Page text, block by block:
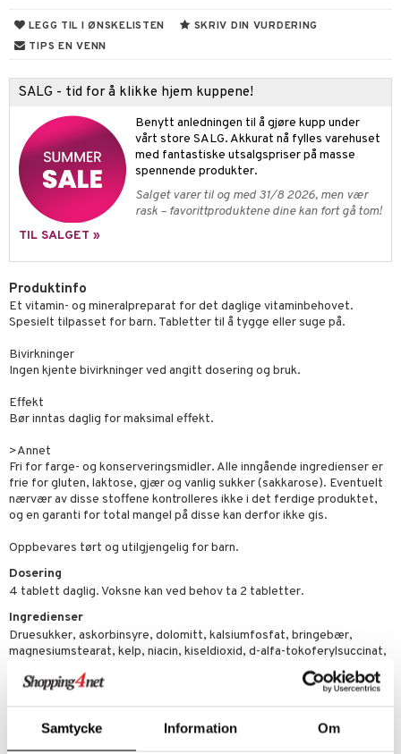
Samtycke Information Om
LEGG TIL I ØNSKELISTEN
SKRIV DIN VURDERING
TIPS EN VENN
SALG - tid for å klikke hjem kuppene!
Benytt anledningen til å gjøre kupp under
vårt store SALG. Akkurat nå fylles varehuset
med fantastiske utsalgspriser på masse
spennende produkter.
Salget varer til og med 31/8 2026, men vær
rask – favorittproduktene dine kan fort gå tom!
TIL SALGET »
Produktinfo
Et vitamin- og mineralpreparat for det daglige vitaminbehovet.
Spesielt tilpasset for barn. Tabletter til å tygge eller suge på.
Bivirkninger
Ingen kjente bivirkninger ved angitt dosering og bruk.
Effekt
Bør inntas daglig for maksimal effekt.
>Annet
Fri for farge- og konserveringsmidler. Alle inngående ingredienser er
frie for gluten, laktose, gjær og vanlig sukker (sakkarose). Eventuelt
nærvær av disse stoffene kontrolleres ikke i det ferdige produktet,
og en garanti for total mangel på disse kan derfor ikke gis.
Oppbevares tørt og utilgjengelig for barn.
Dosering
4 tablett daglig. Voksne kan ved behov ta 2 tabletter.
Ingredienser
Druesukker, askorbinsyre, dolomitt, kalsiumfosfat, bringebær,
magnesiumstearat, kelp, niacin, kiseldioxid, d-alfa-tokoferylsuccinat,
nype, kolekalciferol, luzern, vanilje, kalsiumpantotenat,
selenometionin, kaliumklorid, lysin, bioflavonoider,
& nøtter
& buljong
dusj & såpe
oljer
tenner
uten sol
& avgiftning
K
& svar